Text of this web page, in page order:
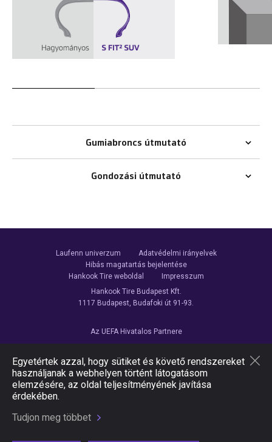
Egyetértek azzal, hogy sütiket és követő rendszereket
használjanak a webhelyen történt látogatásom
elemzésére, az oldal teljesítményének javítása
érdekében.
Tudjon meg többet
Gumiabroncs útmutató
Gondozási útmutató
Laufenn univerzum
Adatvédelmi irányelvek
Hibás magatartás bejelentése
Hankook Tire weboldal
Impresszum
Hankook Tire Budapest Kft.
1117 Budapest, Budafoki út 91-93.
Az UEFA Hivatalos Partnere
Kövessen minket